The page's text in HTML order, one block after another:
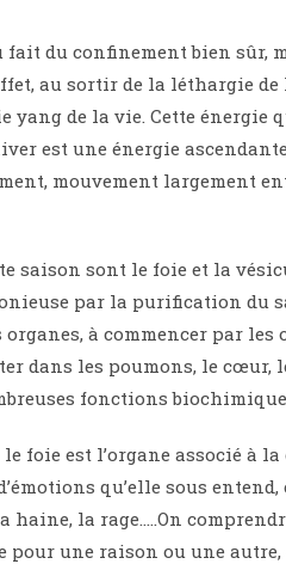
fait du confinement bien sûr,
au sortir de la léthargie de
yang de la vie. Cette
est une énergie
mouvement largement
saison sont le foie et la
par la purification du
à commencer par les
dans les poumons, le cœur,
fonctions
foie est l’organe associé à
qu’elle sous
haine, la rage…..On
une raison ou une